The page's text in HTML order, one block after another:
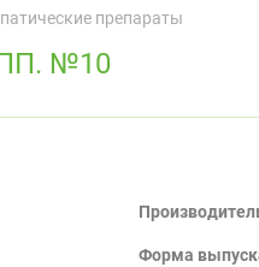
препараты
№10
Форма